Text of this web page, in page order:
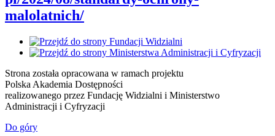
malolatnich/
Strona została opracowana w ramach projektu
Polska Akademia Dostępności
realizowanego przez Fundację Widzialni i Ministerstwo
Administracji i Cyfryzacji
Do góry